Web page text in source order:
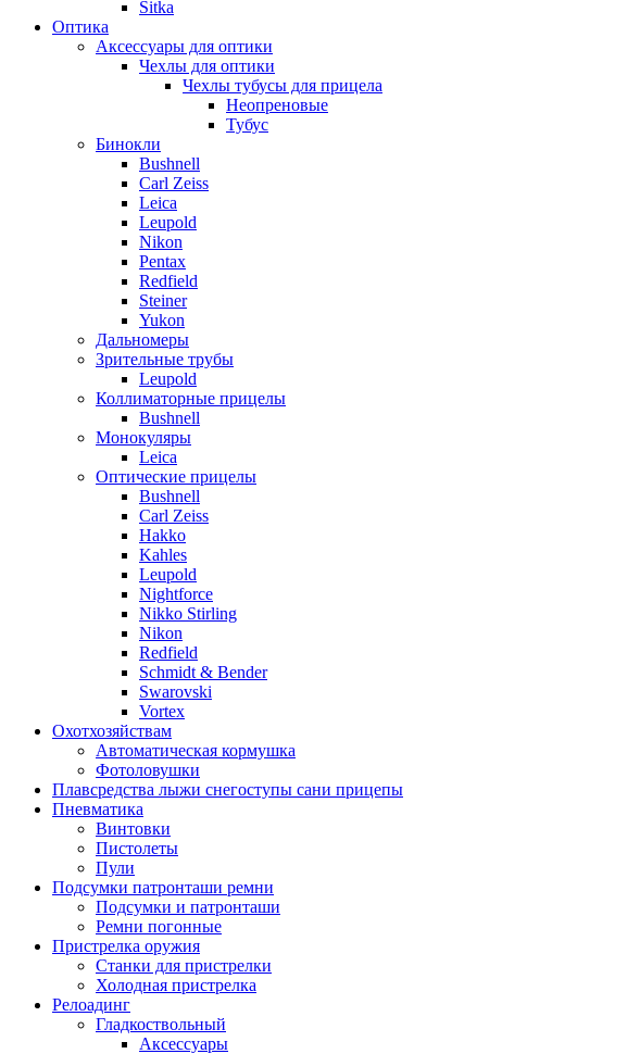
Sitka
Оптика
Аксессуары для оптики
Чехлы для оптики
Чехлы тубусы для прицела
Неопреновые
Тубус
Бинокли
Bushnell
Carl Zeiss
Leica
Leupold
Nikon
Pentax
Redfield
Steiner
Yukon
Дальномеры
Зрительные трубы
Leupold
Коллиматорные прицелы
Bushnell
Монокуляры
Leica
Оптические прицелы
Bushnell
Carl Zeiss
Hakko
Kahles
Leupold
Nightforce
Nikko Stirling
Nikon
Redfield
Schmidt & Bender
Swarovski
Vortex
Охотхозяйствам
Автоматическая кормушка
Фотоловушки
Плавсредства лыжи снегоступы сани прицепы
Пневматика
Винтовки
Пистолеты
Пули
Подсумки патронташи ремни
Подсумки и патронташи
Ремни погонные
Пристрелка оружия
Станки для пристрелки
Холодная пристрелка
Релоадинг
Гладкоствольный
Аксессуары